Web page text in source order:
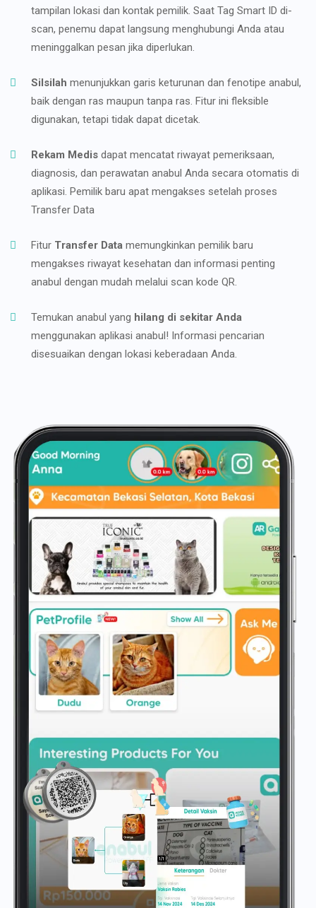
tampilan lokasi dan kontak pemilik. Saat Tag Smart ID di-
scan, penemu dapat langsung menghubungi Anda atau
meninggalkan pesan jika diperlukan.
Silsilah menunjukkan garis keturunan dan fenotipe anabul,
baik dengan ras maupun tanpa ras. Fitur ini fleksible
digunakan, tetapi tidak dapat dicetak.
Rekam Medis dapat mencatat riwayat pemeriksaan,
diagnosis, dan perawatan anabul Anda secara otomatis di
aplikasi. Pemilik baru apat mengakses setelah proses
Transfer Data
Fitur Transfer Data memungkinkan pemilik baru
mengakses riwayat kesehatan dan informasi penting
anabul dengan mudah melalui scan kode QR.
Temukan anabul yang hilang di sekitar Anda
menggunakan aplikasi anabul! Informasi pencarian
disesuaikan dengan lokasi keberadaan Anda.